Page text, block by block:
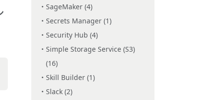
SageMaker (4)
Secrets Manager (1)
Security Hub (4)
Simple Storage Service (S3)
(16)
Skill Builder (1)
Slack (2)